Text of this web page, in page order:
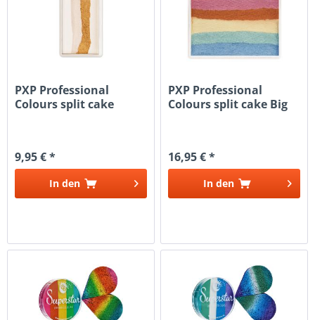
PXP Professional
Colours split cake
9,95 € *
In den
PXP Professional
Colours split cake Big
16,95 € *
In den